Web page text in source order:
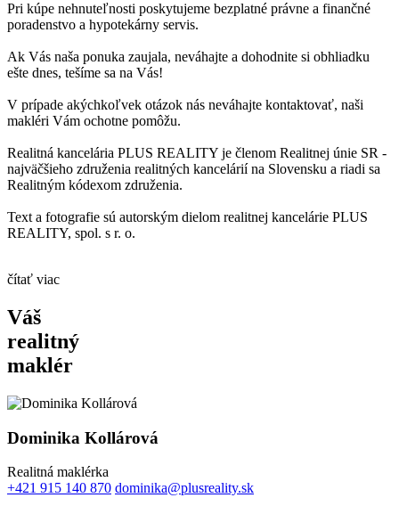
Pri kúpe nehnuteľnosti poskytujeme bezplatné právne a finančné
poradenstvo a hypotekárny servis.
Ak Vás naša ponuka zaujala, neváhajte a dohodnite si obhliadku
ešte dnes, tešíme sa na Vás!
V prípade akýchkoľvek otázok nás neváhajte kontaktovať, naši
makléri Vám ochotne pomôžu.
Realitná kancelária PLUS REALITY je členom Realitnej únie SR -
najväčšieho združenia realitných kancelárií na Slovensku a riadi sa
Realitným kódexom združenia.
Text a fotografie sú autorským dielom realitnej kancelárie PLUS
REALITY, spol. s r. o.
čítať viac
Váš
realitný
maklér
Dominika Kollárová
Realitná maklérka
+421 915 140 870 dominika@plusreality.sk